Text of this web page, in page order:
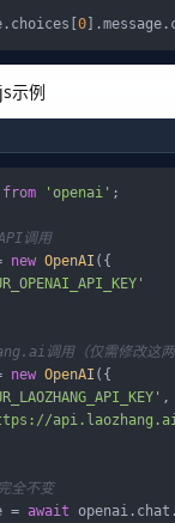
0
示例
from 'openai' ;
调用
new OpenAI ({
调用（仅需修改这两
new OpenAI ({
,
全不变
= await openai. chat .